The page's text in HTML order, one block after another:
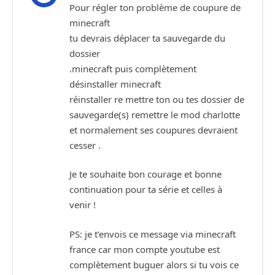
Pour régler ton problème de coupure de
minecraft
tu devrais déplacer ta sauvegarde du
dossier
.minecraft puis complètement
désinstaller minecraft
réinstaller re mettre ton ou tes dossier de
sauvegarde(s) remettre le mod charlotte
et normalement ses coupures devraient
cesser .
Je te souhaite bon courage et bonne
continuation pour ta série et celles à
venir !
PS: je t’envois ce message via minecraft
france car mon compte youtube est
complètement buguer alors si tu vois ce